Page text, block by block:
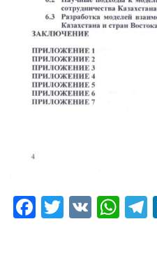
Facebook
Twitter
VK